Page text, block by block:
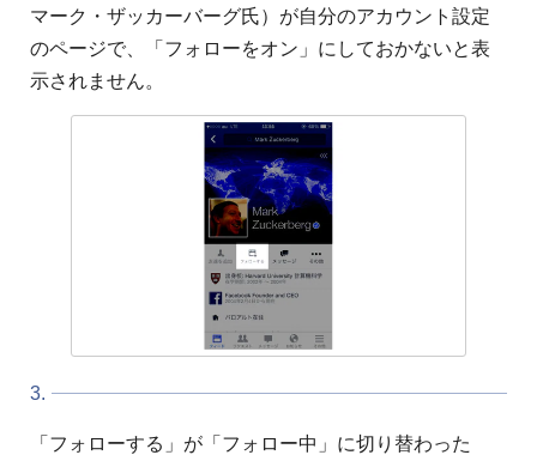
マーク・ザッカーバーグ氏）が自分のアカウント設定
のページで、「フォローをオン」にしておかないと表
示されません。
3.
「フォローする」が「フォロー中」に切り替わった